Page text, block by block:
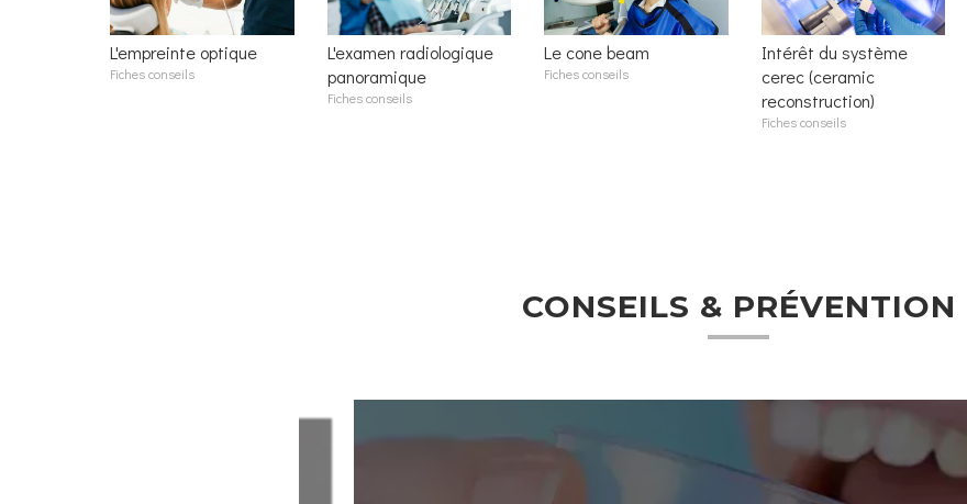
L'empreinte optique
Fiches conseils
L'examen radiologique
panoramique
Fiches conseils
Le cone beam
Fiches conseils
Intérêt du système
cerec (ceramic
reconstruction)
Fiches conseils
CONSEILS & PRÉVENTION